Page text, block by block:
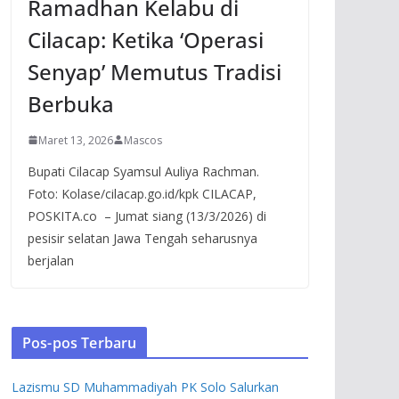
Ramadhan Kelabu di
Cilacap: Ketika ‘Operasi
Senyap’ Memutus Tradisi
Berbuka
Maret 13, 2026 Mascos
Bupati Cilacap Syamsul Auliya Rachman.
Foto: Kolase/cilacap.go.id/kpk CILACAP,
POSKITA.co – Jumat siang (13/3/2026) di
pesisir selatan Jawa Tengah seharusnya
berjalan
Pos-pos Terbaru
Lazismu SD Muhammadiyah PK Solo Salurkan